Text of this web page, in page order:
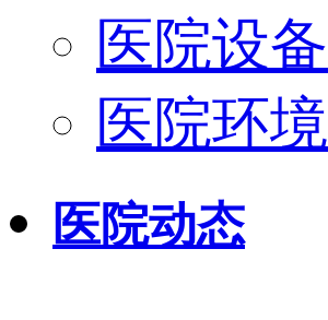
医院设备
医院环境
医院动态